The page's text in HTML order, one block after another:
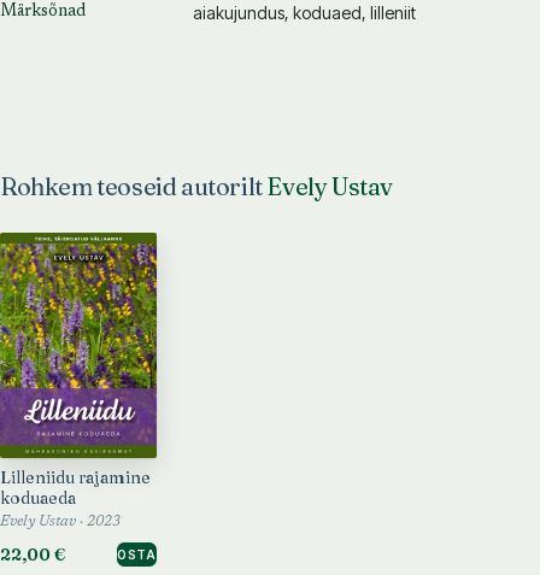
Märksõnad aiakujundus, koduaed, lilleniit
Rohkem teoseid autoriltEvely Ustav
Lilleniidu rajamine
koduaeda
Evely Ustav · 2023
22,00 € OSTA